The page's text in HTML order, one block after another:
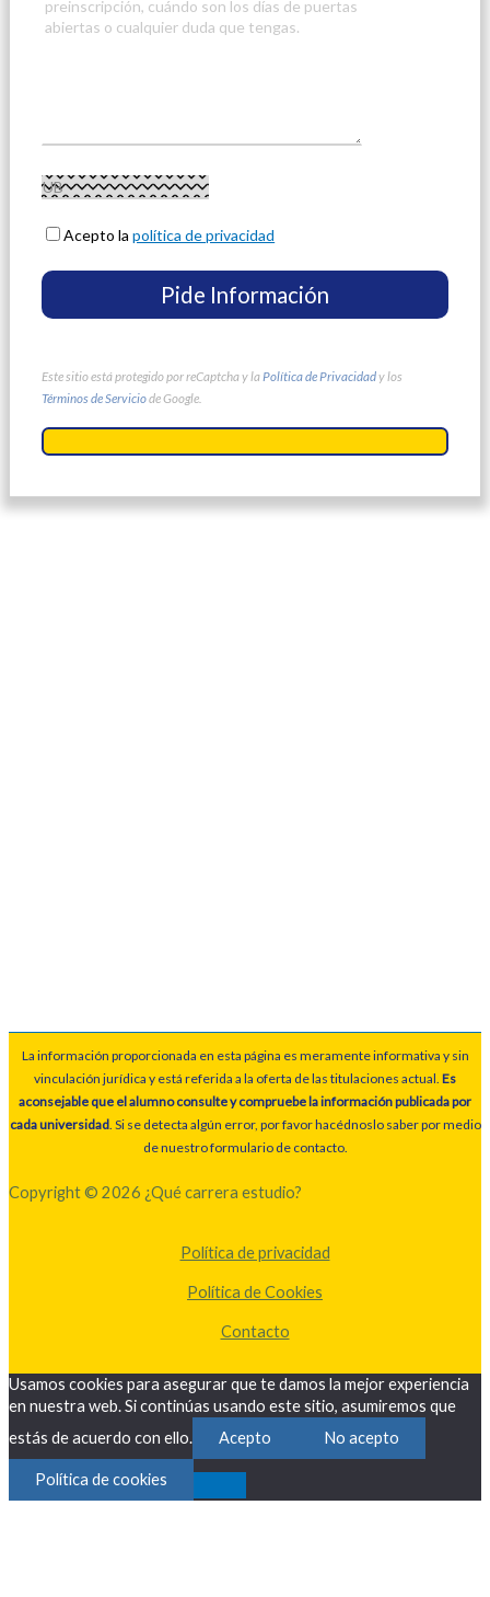
Acepto lapolítica de privacidad
Este sitio está protegido por reCaptcha y la Política de Privacidady los
Términos de Serviciode Google.
La información proporcionada en esta página es meramente informativa y sin
vinculación jurídica y está referida a la oferta de las titulaciones actual. Es
aconsejable que el alumno consulte y compruebe la información publicada por
cada universidad. Si se detecta algún error, por favor hacédnoslo saber por medio
de nuestro formulario de contacto.
Copyright © 2026 ¿Qué carrera estudio?
Política de privacidad
Política de Cookies
Contacto
Usamos cookies para asegurar que te damos la mejor experiencia
en nuestra web. Si continúas usando este sitio, asumiremos que
estás de acuerdo con ello.
Acepto No acepto
Política de cookies